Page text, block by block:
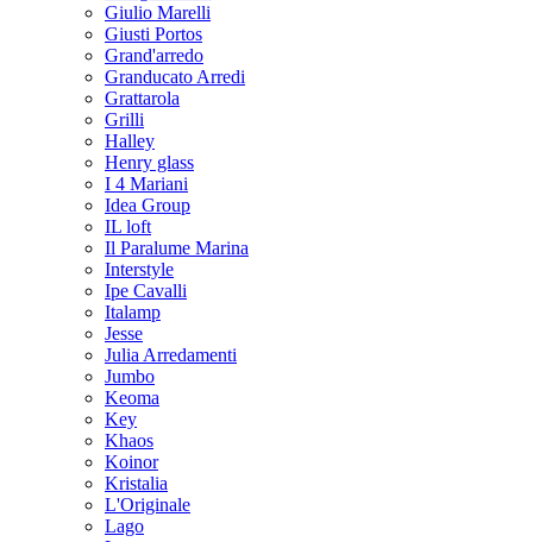
Giulio Marelli
Giusti Portos
Grand'arredo
Granducato Arredi
Grattarola
Grilli
Halley
Henry glass
I 4 Mariani
Idea Group
IL loft
Il Paralume Marina
Interstyle
Ipe Cavalli
Italamp
Jesse
Julia Arredamenti
Jumbo
Keoma
Key
Khaos
Koinor
Kristalia
L'Originale
Lago